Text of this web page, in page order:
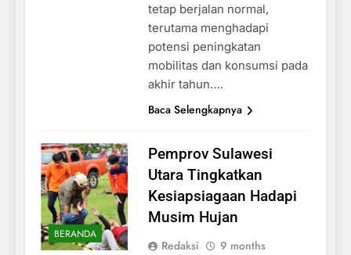
tetap berjalan normal,
terutama menghadapi
potensi peningkatan
mobilitas dan konsumsi pada
akhir tahun….
Baca Selengkapnya
BERANDA
Pemprov Sulawesi
Utara Tingkatkan
Kesiapsiagaan Hadapi
Musim Hujan
Redaksi
9 months